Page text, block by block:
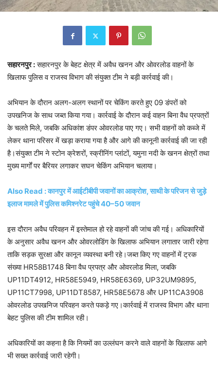
सहारनपुर :सहारनपुर के बेहट क्षेत्र में अवैध खनन और ओवरलोड वाहनों के
खिलाफ पुलिस व राजस्व विभाग की संयुक्त टीम ने बड़ी कार्रवाई की।
अभियान के दौरान अलग-अलग स्थानों पर चेकिंग करते हुए 09 डंपरों को
उपखनिज के साथ जब्त किया गया। कार्रवाई के दौरान कई वाहन बिना वैध प्रपत्रों
के चलते मिले, जबकि अधिकांश डंपर ओवरलोड पाए गए। सभी वाहनों को कब्जे में
लेकर थाना परिसर में खड़ा कराया गया है और आगे की कानूनी कार्रवाई की जा रही
है।संयुक्त टीम ने स्टोन क्रेशरों, स्क्रीनिंग प्लांटों, यमुना नदी के खनन क्षेत्रों तथा
मुख्य मार्गों पर बैरियर लगाकर सघन चेकिंग अभियान चलाया।
Also Read : कानपुर में आईटीबीपी जवानों का आक्रोश, साथी के परिजन से जुड़े
इलाज मामले में पुलिस कमिश्नरेट पहुंचे 40–50 जवान
इस दौरान अवैध परिवहन में इस्तेमाल हो रहे वाहनों की जांच की गई। अधिकारियों
के अनुसार अवैध खनन और ओवरलोडिंग के खिलाफ अभियान लगातार जारी रहेगा
ताकि सड़क सुरक्षा और कानून व्यवस्था बनी रहे।जब्त किए गए वाहनों में ट्रक
संख्या HR58B1748 बिना वैध प्रपत्र और ओवरलोड मिला, जबकि
UP11DT4912, HR58E5949, HR58E6369, UP32UM9895,
UP11CT7998, UP11DT8587, HR58E5678 और UP11CA3908
ओवरलोड उपखनिज परिवहन करते पकड़े गए।कार्रवाई में राजस्व विभाग और थाना
बेहट पुलिस की टीम शामिल रही।
अधिकारियों का कहना है कि नियमों का उल्लंघन करने वाले वाहनों के खिलाफ आगे
भी सख्त कार्रवाई जारी रहेगी।